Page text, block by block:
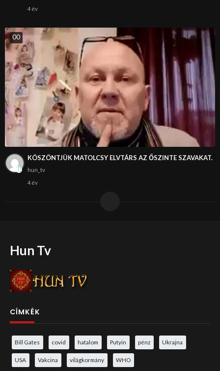
4 év
00
KÖSZÖNTJÜK MATOLCSY ELVTÁRS AZ ŐSZINTE SZAVAKAT.
hun_tv
4 év
Hun Tv
CÍMKÉK
Bill Gates covid hatalom Putyin pénz Ukrajna
USA Vakcina világkormány WHO